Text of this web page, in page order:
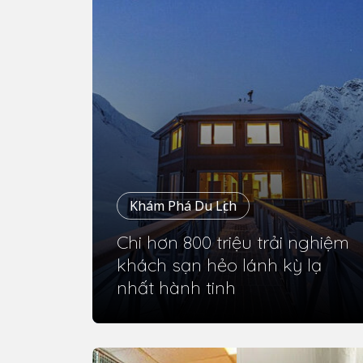
Khám Phá Du Lịch
Chi hơn 800 triệu trải nghiệm
khách sạn hẻo lánh kỳ lạ
nhất hành tinh